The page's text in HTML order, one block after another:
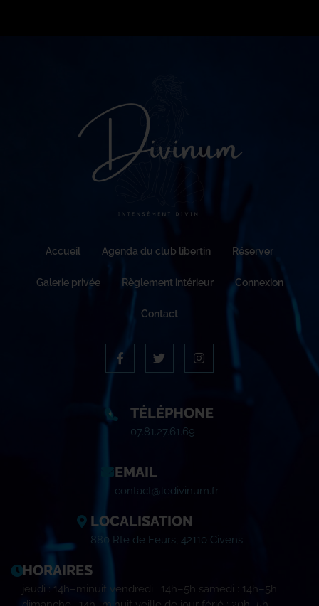
Accueil Agenda du club libertin Réserver
Galerie privée Règlement intérieur Connexion
Contact
TÉLÉPHONE
07.81.27.61.69
EMAIL
contact@ledivinum.fr
LOCALISATION
880 Rte de Feurs, 42110 Civens
HORAIRES
jeudi : 14h–minuit vendredi : 14h–5h samedi : 14h–5h